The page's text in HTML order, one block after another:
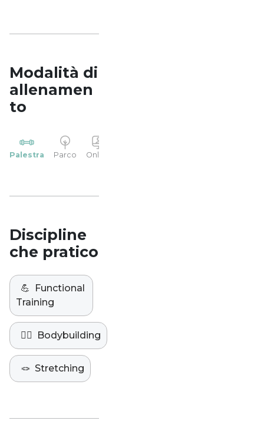
Modalità di
allenamen
to
Palestra Parco Online
Discipline
che pratico
💪
Functional
Training
🏋️‍♀️ Bodybuilding
🪢 Stretching